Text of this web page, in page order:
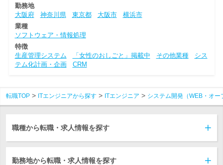
勤務地
大阪府
神奈川県 東京都 大阪市
横浜市
業種
ソフトウェア・情報処理
特徴
生産管理システム
「女性のおしごと」掲載中 その他業種
シス
テム化計画・企画
CRM
転職TOP ITエンジニアから探す ITエンジニア システム開発（WEB・オ
職種から転職・求人情報を探す
勤務地から転職・求人情報を探す